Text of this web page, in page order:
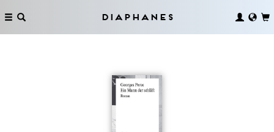
Diaphanes